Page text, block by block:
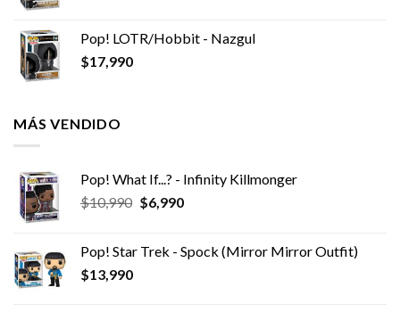
Pop! LOTR/Hobbit - Nazgul
$17,990
MÁS VENDIDO
Pop! What If...? - Infinity Killmonger
$10,990 El
era:
$6,990El
es:
Pop! Star Trek - Spock (Mirror Mirror Outfit)
$13,990